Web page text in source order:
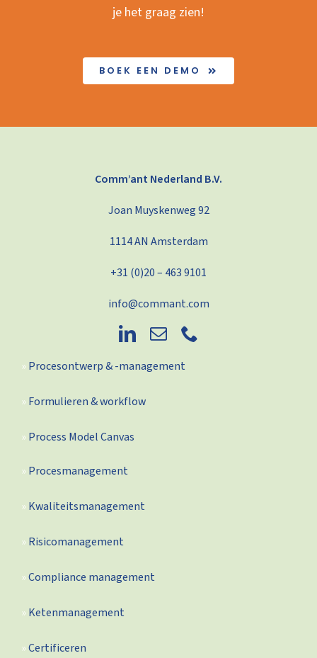
je het graag zien!
BOEK EEN DEMO
Comm’ant Nederland B.V.
Joan Muyskenweg 92
1114 AN Amsterdam
+31 (0)20 – 463 9101
info@commant.com
Procesontwerp & -management
Formulieren & workflow
Process Model Canvas
Procesmanagement
Kwaliteitsmanagement
Risicomanagement
Compliance management
Ketenmanagement
Certificeren